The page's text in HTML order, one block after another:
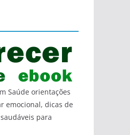
Saúde orientações
emocional, dicas de
para